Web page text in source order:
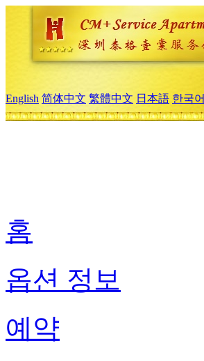
English 简体中文 繁體中文 日本語 한국어
홈
옵션 정보
예약